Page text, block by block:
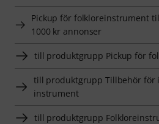
Pickup för folkloreinstrument
1000 kr annonser
till produktgrupp Pickup för
till produktgrupp Tillbehör för
instrument
till produktgrupp